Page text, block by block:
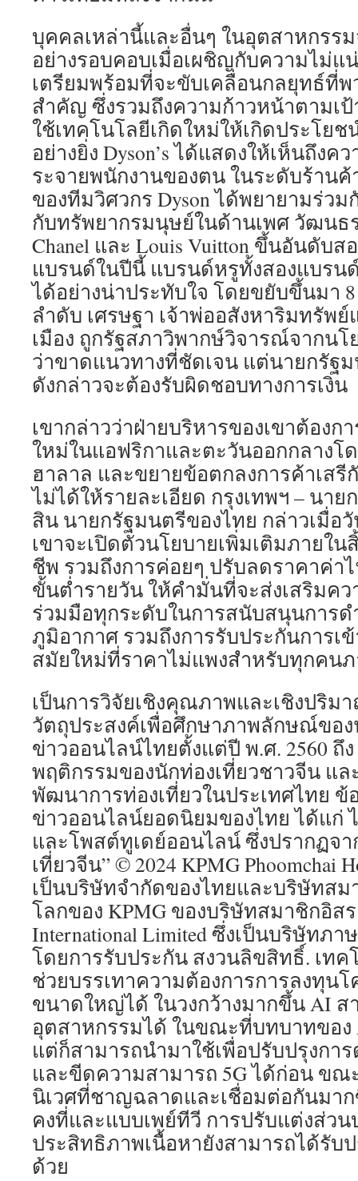
บุคคลเหล่านี้และอื่นๆ ในอุตสาหกรร
อย่างรอบคอบเมื่อเผชิญกับความไม่แ
เตรียมพร้อมที่จะขับเคลื่อนกลยุทธ์ที่
สำคัญ ซึ่งรวมถึงความก้าวหน้าตามเป้
ใช้เทคโนโลยีเกิดใหม่ให้เกิดประโย
อย่างยิ่ง Dyson’s ได้แสดงให้เห็นถึงค
ระจายพนักงานของตน ในระดับร้านค้
ของทีมวิศวกร Dyson ได้พยายามร่ว
กับทรัพยากรมนุษย์ในด้านเพศ วัฒนธ
Chanel และ Louis Vuitton ขึ้นอันดับ
แบรนด์ในปีนี้ แบรนด์หรูทั้งสองแบร
ได้อย่างน่าประทับใจ โดยขยับขึ้นมา
ลำดับ เศรษฐา เจ้าพ่ออสังหาริมทรัพ
เมือง ถูกรัฐสภาวิพากษ์วิจารณ์จากน
ว่าขาดแนวทางที่ชัดเจน แต่นายกรัฐ
ดังกล่าวจะต้องรับผิดชอบทางการเงิน
เขากล่าวว่าฝ่ายบริหารของเขาต้องก
ใหม่ในแอฟริกาและตะวันออกกลาง
ฮาลาล และขยายข้อตกลงการค้าเส
ไม่ได้ให้รายละเอียด กรุงเทพฯ – นา
สิน นายกรัฐมนตรีของไทย กล่าวเมื่อ
เขาจะเปิดตัวนโยบายเพิ่มเติมภายใ
ชีพ รวมถึงการค่อยๆ ปรับลดราคาค่า
ขั้นต่ำรายวัน ให้คำมั่นที่จะส่งเสริมค
ร่วมมือทุกระดับในการสนับสนุนการ
ภูมิอากาศ รวมถึงการรับประกันการเ
สมัยใหม่ที่ราคาไม่แพงสำหรับทุกคนภ
เป็นการวิจัยเชิงคุณภาพและเชิงปริม
วัตถุประสงค์เพื่อศึกษาภาพลักษณ์ของ
ข่าวออนไลน์ไทยตั้งแต่ปี พ.ศ. 2560 ถึ
พฤติกรรมของนักท่องเที่ยวชาวจีน แ
พัฒนาการท่องเที่ยวในประเทศไทย ข้
ข่าวออนไลน์ยอดนิยมของไทย ได้แก่
และโพสต์ทูเดย์ออนไลน์ ซึ่งปรากฏจ
เที่ยวจีน” © 2024 KPMG Phoomchai
เป็นบริษัทจำกัดของไทยและบริษัทสม
โลกของ KPMG ของบริษัทสมาชิกอิส
International Limited ซึ่งเป็นบริษัทภ
โดยการรับประกัน สงวนลิขสิทธิ์. เท
ช่วยบรรเทาความต้องการการลงทุน
ขนาดใหญ่ได้ ในวงกว้างมากขึ้น AI
อุตสาหกรรมได้ ในขณะที่บทบาทของ
แต่ก็สามารถนำมาใช้เพื่อปรับปรุงกา
และขีดความสามารถ 5G ได้ก่อน ขณ
นิเวศที่ชาญฉลาดและเชื่อมต่อกันมา
คงที่และแบบเพย์ทีวี การปรับแต่งส่ว
ประสิทธิภาพเนื้อหายังสามารถได้รับ
ด้วย